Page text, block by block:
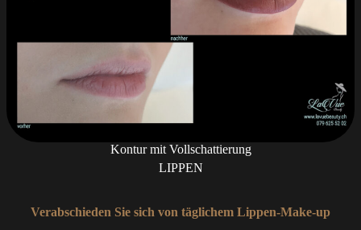
Kontur mit Vollschattierung
LIPPEN
Verabschieden Sie sich von täglichem Lippen-Make-up